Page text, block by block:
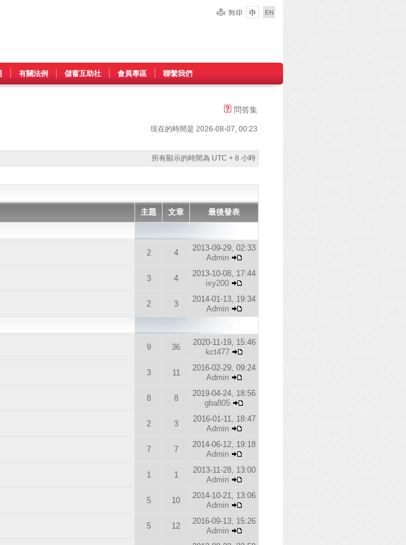
有關法例 儲蓄互助社 會員專區 聯繫我們
問答集
現在的時間是 2026-08-07, 00:23
所有顯示的時間為 UTC + 8 小時
主題 文章 最後發表
2 4
2013-09-29, 02:33
Admin
3 4
2013-10-08, 17:44
ixy200
2 3
2014-01-13, 19:34
Admin
9 36
2020-11-19, 15:46
kct477
3 11
2016-02-29, 09:24
Admin
8 8
2019-04-24, 18:56
gba805
2 3
2016-01-11, 18:47
Admin
7 7
2014-06-12, 19:18
Admin
1 1
2013-11-28, 13:00
Admin
5 10
2014-10-21, 13:06
Admin
5 12
2016-09-13, 15:26
Admin